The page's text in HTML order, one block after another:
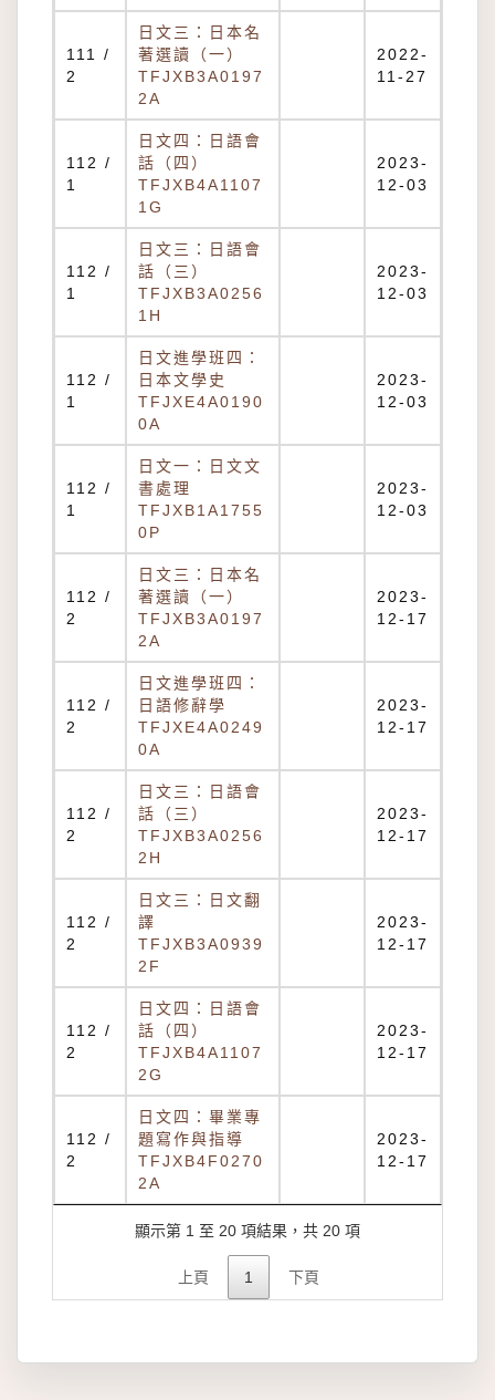
111 /
2
日文三：日本名
著選讀（一）
TFJXB3A0197
2A
2022-
11-27
112 /
1
日文四：日語會
話（四）
TFJXB4A1107
1G
2023-
12-03
112 /
1
日文三：日語會
話（三）
TFJXB3A0256
1H
2023-
12-03
112 /
1
日文進學班四：
日本文學史
TFJXE4A0190
0A
2023-
12-03
112 /
1
日文一：日文文
書處理
TFJXB1A1755
0P
2023-
12-03
112 /
2
日文三：日本名
著選讀（一）
TFJXB3A0197
2A
2023-
12-17
112 /
2
日文進學班四：
日語修辭學
TFJXE4A0249
0A
2023-
12-17
112 /
2
日文三：日語會
話（三）
TFJXB3A0256
2H
2023-
12-17
112 /
2
日文三：日文翻
譯
TFJXB3A0939
2F
2023-
12-17
112 /
2
日文四：日語會
話（四）
TFJXB4A1107
2G
2023-
12-17
112 /
2
日文四：畢業專
題寫作與指導
TFJXB4F0270
2A
2023-
12-17
顯示第 1 至 20 項結果，共 20 項
上頁 1 下頁